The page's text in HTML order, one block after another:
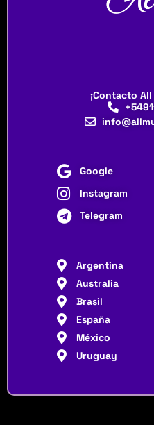
¡Contacto
Google
Instagram
Telegram
Argentina
Australia
Brasil
España
México
Uruguay